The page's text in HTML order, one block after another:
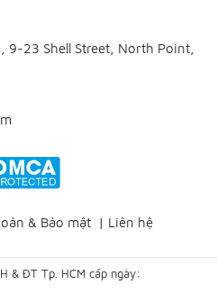
9-23 Shell Street, North Point,
& Bảo mật | Liên hệ
& ĐT Tp. HCM cấp ngày: